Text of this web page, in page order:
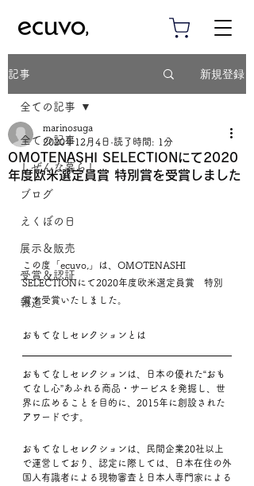
記事 新規登録
全ての記事
しぜんな暮らし
ブログ
えくぼの日
展示＆販売
受賞＆認証
報道
全ての記事
OMOTENASHI SELECTIONにて2020
年度欧米選定員賞 特別賞を受賞しました
marinosuga
2020年12月4日 読了時間: 1分
この度「ecuvo,」は、OMOTENASHI
SELECTIONにて2020年度欧米選定員賞　特別
賞を受賞いたしました。
おもてなしセレクションとは
おもてなしセレクションは、日本の優れた“おも
てなし心”あふれる商品・サービスを発掘し、世
界に広めることを目的に、2015年に創設された
アワードです。
おもてなしセレクションは、民間企業20社以上
で運営しており、認定に際しては、日本在住の外
国人有識者による現物審査と日本人専門家による